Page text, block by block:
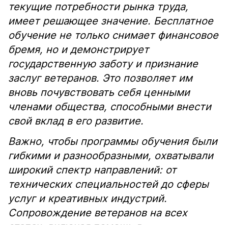
текущие потребности рынка труда,
имеет решающее значение. Бесплатное
обучение не только снимает финансовое
бремя, но и демонстрирует
государственную заботу и признание
заслуг ветеранов. Это позволяет им
вновь почувствовать себя ценными
членами общества, способными внести
свой вклад в его развитие.
Важно, чтобы программы обучения были
гибкими и разнообразными, охватывали
широкий спектр направлений: от
технических специальностей до сферы
услуг и креативных индустрий.
Сопровождение ветеранов на всех